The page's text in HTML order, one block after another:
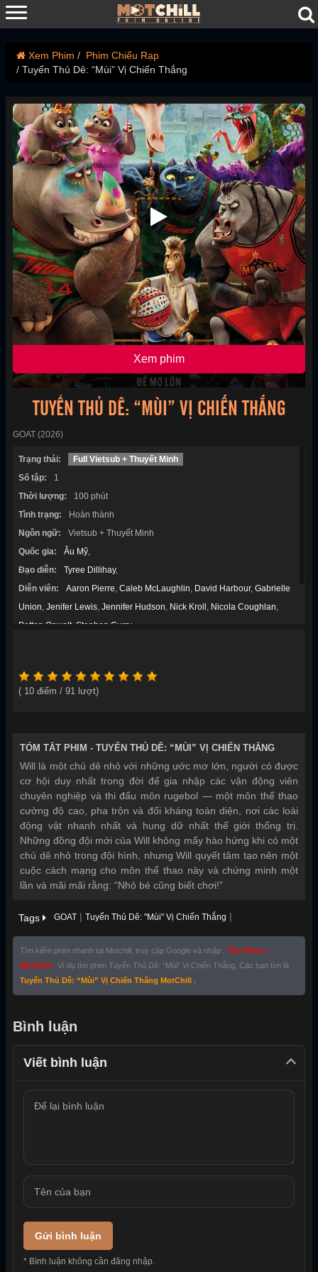
Xem Phim
Phim Chiếu Rạp
Tuyển Thủ Dê: “Mùi” Vị Chiến Thắng
Xem phim
TUYỂN THỦ DÊ: “MÙI” VỊ CHIẾN THẮNG
GOAT (2026)
Trạng thái:
Full Vietsub + Thuyết Minh
Số tập:
1
Thời lượng:
100 phút
Tình trạng:
Hoàn thành
Ngôn ngữ:
Vietsub + Thuyết Minh
Quốc gia:
Âu Mỹ,
Đạo diễn:
Tyree Dillihay,
Diễn viên:
Aaron Pierre, Caleb McLaughlin, David Harbour, Gabrielle
Union, Jenifer Lewis, Jennifer Hudson, Nick Kroll , Nicola Coughlan,
Patton Oswalt, Stephen Curry,
( 10 điểm / 91 lượt)
TÓM TẮT PHIM - TUYỂN THỦ DÊ: “MÙI” VỊ CHIẾN THẮNG
Will là một chú dê nhỏ với những ước mơ lớn, người có được
cơ hội duy nhất trong đời để gia nhập các vận động viên
chuyên nghiệp và thi đấu môn rugebol — một môn thể thao
cường độ cao, pha trộn và đối kháng toàn diện, nơi các loài
động vật nhanh nhất và hung dữ nhất thế giới thống trị.
Những đồng đội mới của Will không mấy hào hứng khi có một
chú dê nhỏ trong đội hình, nhưng Will quyết tâm tạo nên một
cuộc cách mạng cho môn thể thao này và chứng minh một
lần và mãi mãi rằng: “Nhỏ bé cũng biết chơi!”
Tags GOAT | Tuyển Thủ Dê: "Mùi" Vị Chiến Thắng |
Tìm kiếm phim nhanh tại Motchill, truy cập Google và nhập , Tên Phim +
MotChill
. Ví dụ tìm phim Tuyển Thủ Dê: “Mùi” Vị Chiến Thắng, Các bạn tìm là
Tuyển Thủ Dê: “Mùi” Vị Chiến Thắng MotChill .
Bình luận
Viết bình luận
Gửi bình luận
* Bình luận không cần đăng nhập.